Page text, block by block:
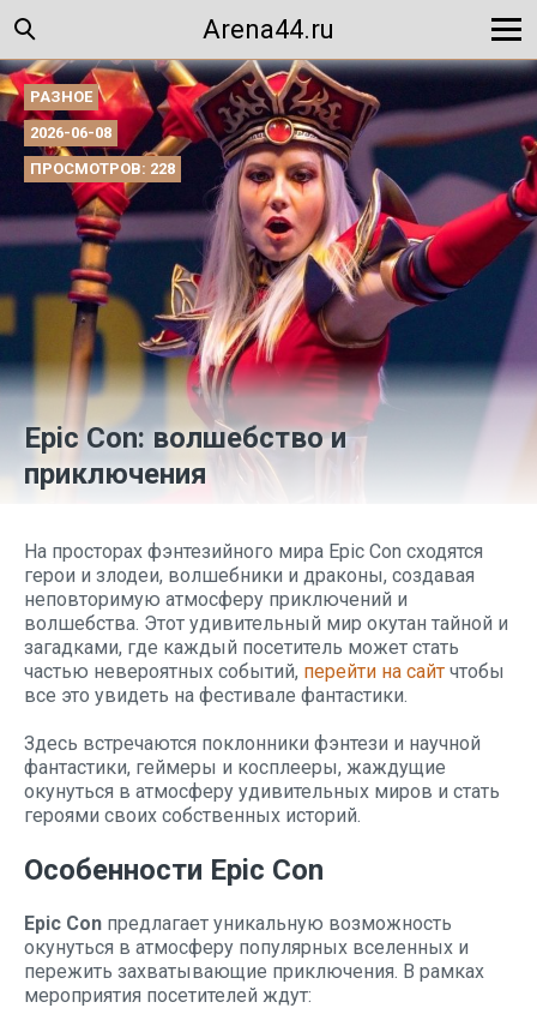
Arena44.ru
РАЗНОЕ
2026-06-08
ПРОСМОТРОВ: 228
Epic Con: волшебство и
приключения
На просторах фэнтезийного мира Epic Con сходятся
герои и злодеи, волшебники и драконы, создавая
неповторимую атмосферу приключений и
волшебства. Этот удивительный мир окутан тайной и
загадками, где каждый посетитель может стать
частью невероятных событий, перейти на сайт чтобы
все это увидеть на фестивале фантастики.
Здесь встречаются поклонники фэнтези и научной
фантастики, геймеры и косплееры, жаждущие
окунуться в атмосферу удивительных миров и стать
героями своих собственных историй.
Особенности Epic Con
Epic Con предлагает уникальную возможность
окунуться в атмосферу популярных вселенных и
пережить захватывающие приключения. В рамках
мероприятия посетителей ждут: